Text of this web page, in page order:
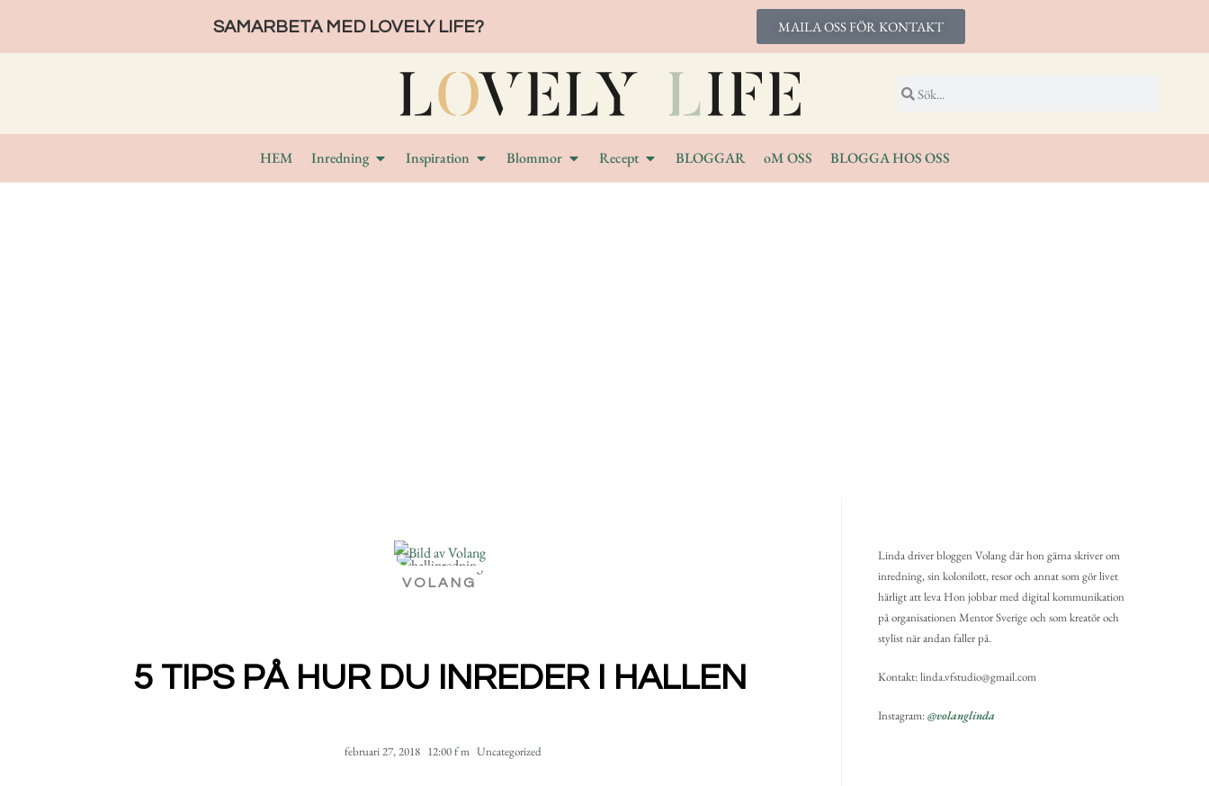
SAMARBETA MED LOVELY LIFE? MAILA OSS FÖR KONTAKT
HEM Inredning Inspiration Blommor Recept BLOGGAR oM OSS BLOGGA HOS OSS
VOLANG
5 TIPS PÅ HUR DU INREDER I HALLEN
februari 27, 2018 12:00 f m Uncategorized
Linda driver bloggen Volang där hon gärna skriver om
inredning, sin kolonilott, resor och annat som gör livet
härligt att leva Hon jobbar med digital kommunikation
på organisationen Mentor Sverige och som kreatör och
stylist när andan faller på.
Kontakt: linda.vfstudio@gmail.com
Instagram:@volanglinda